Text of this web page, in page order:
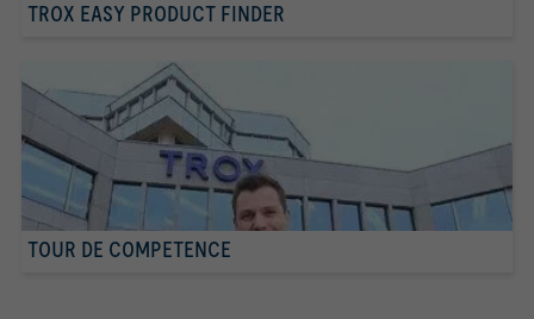
TROX EASY PRODUCT FINDER
TOUR DE COMPETENCE